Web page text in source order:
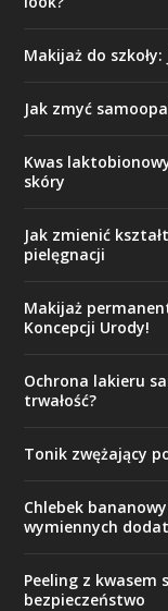
Makijaż do
Jak zmyć
Kwas
skóry
Jak zmienić
pielęgnacji
Makijaż
Koncepcji Urody!
Ochrona lakieru
trwałość?
Tonik zwężający
Chlebek
wymiennych
Peeling z kwasem
bezpieczeństwo